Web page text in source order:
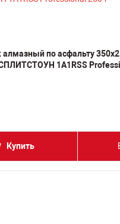
алмазный по асфальту
1A1RSS
Купить